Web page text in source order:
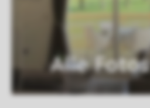
Alle Fotos